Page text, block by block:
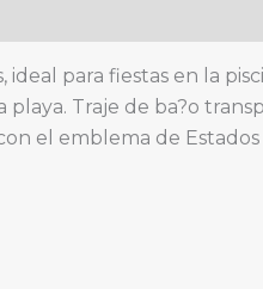
bufanda
de
para fiestas en la
playa. Traje de ba?o
el emblema de